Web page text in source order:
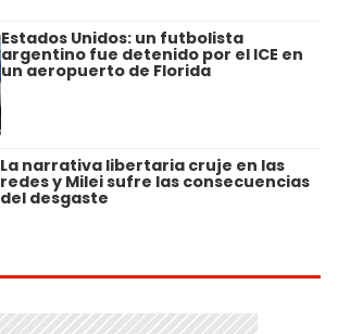
Estados Unidos: un futbolista
argentino fue detenido por el ICE en
un aeropuerto de Florida
La narrativa libertaria cruje en las
redes y Milei sufre las consecuencias
del desgaste